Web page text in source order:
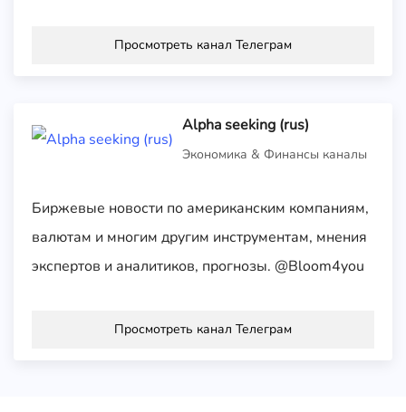
Просмотреть канал Телеграм
Alpha seeking (rus)
Экономика & Финансы каналы
Биржевые новости по американским компаниям,
валютам и многим другим инструментам, мнения
экспертов и аналитиков, прогнозы. @Bloom4you
Просмотреть канал Телеграм